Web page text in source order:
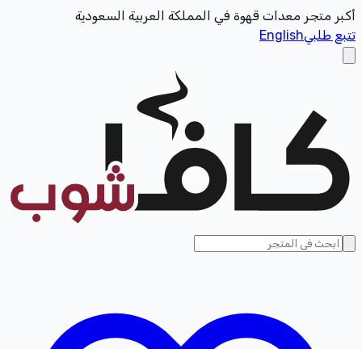
أكبر متجر معدات قهوة في المملكة العربية السعودية
تتبع طلبيEnglish